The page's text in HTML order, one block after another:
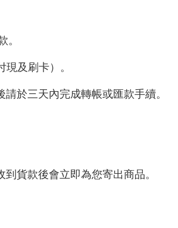
及刷卡）。
於三天內完成轉帳或匯款手續。
貨款後會立即為您寄出商品。